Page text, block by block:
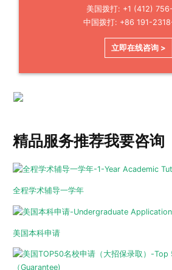
美国拨打: +1 (412)
中国拨打: +86 191-
立即在线咨询 >
精品服务推荐我要咨询
全程学术辅导一学年
美国本科申请